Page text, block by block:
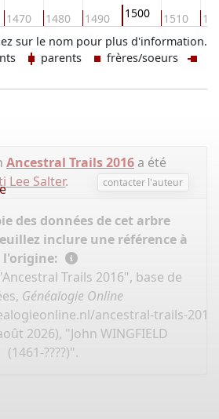
1470 1480 1490 1500 1510
sur le nom pour plus d'information.
parents
frères/soeurs
Ancestral Trails 2016 a été
Lee Salter. contacter l'auteur
des données de cet arbre
inclure une référence à
l'origine:
Trails 2016", base de
Généalogie Online
ancestral-trails-
2026), "John WINGFIELD
(1461-????)".